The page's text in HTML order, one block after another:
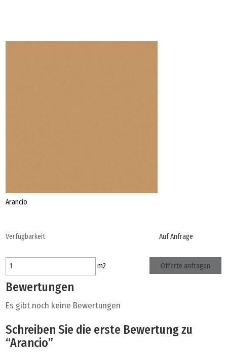
Arancio
Verfügbarkeit Auf Anfrage
m2 Offerte anfragen
Bewertungen
Es gibt noch keine Bewertungen
Schreiben Sie die erste Bewertung zu
“Arancio”